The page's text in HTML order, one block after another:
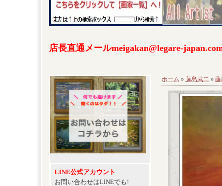
店長直通メールmeigakan@legare-
LINE公式アカウント
お問い合わせはLINEでも!
ホーム » 藤島武二 »